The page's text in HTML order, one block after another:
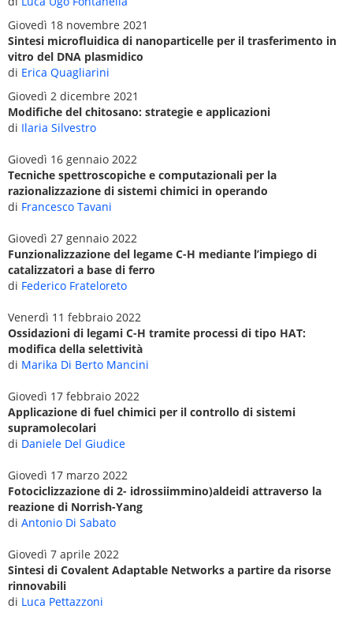
Giovedì 18 novembre 2021
Sintesi microfluidica di nanoparticelle per il trasferimento in
vitro del DNA plasmidico
di Erica Quagliarini
Giovedì 2 dicembre 2021
Modifiche del chitosano: strategie e applicazioni
di Ilaria Silvestro
Giovedì 16 gennaio 2022
Tecniche spettroscopiche e computazionali per la
razionalizzazione di sistemi chimici in operando
di Francesco Tavani
Giovedì 27 gennaio 2022
Funzionalizzazione del legame C-H mediante l’impiego di
catalizzatori a base di ferro
di Federico Frateloreto
Venerdì 11 febbraio 2022
Ossidazioni di legami C-H tramite processi di tipo HAT:
modifica della selettività
di Marika Di Berto Mancini
Giovedì 17 febbraio 2022
Applicazione di fuel chimici per il controllo di sistemi
supramolecolari
di Daniele Del Giudice
Giovedì 17 marzo 2022
Fotociclizzazione di 2- idrossiimmino)aldeidi attraverso la
reazione di Norrish-Yang
di Antonio Di Sabato
Giovedì 7 aprile 2022
Sintesi di Covalent Adaptable Networks a partire da risorse
rinnovabili
di Luca Pettazzoni